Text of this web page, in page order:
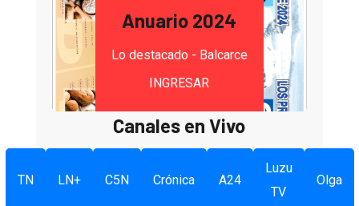
Anuario 2024
Lo destacado - Balcarce
INGRESAR
Canales en Vivo
TN LN+ C5N Crónica A24
Luzu
TV
Olga